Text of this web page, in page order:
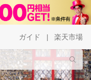
ガイド 楽天市場